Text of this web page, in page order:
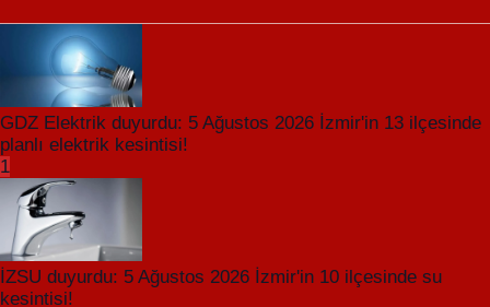
GDZ Elektrik duyurdu: 5 Ağustos 2026 İzmir'in 13 ilçesinde
planlı elektrik kesintisi!
1
İZSU duyurdu: 5 Ağustos 2026 İzmir'in 10 ilçesinde su
kesintisi!